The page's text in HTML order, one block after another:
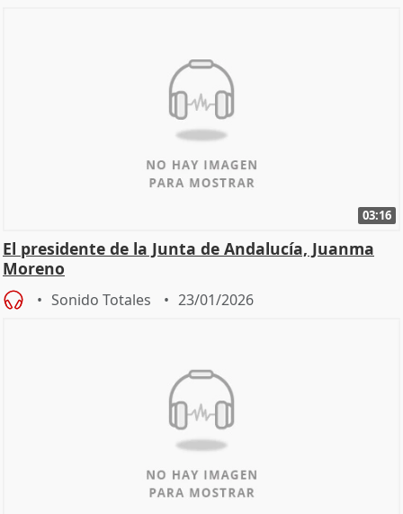
03:16
El presidente de la Junta de Andalucía, Juanma
Moreno
Sonido Totales 23/01/2026